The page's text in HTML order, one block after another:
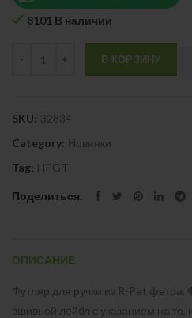
8101 В наличии
В КОРЗИНУ
SKU: 32834
Category: Новинки
Tag: HPGT
Поделиться
ОПИСАНИЕ
Футляр для ручки из R-Pet
вшивной лейбл с указанием на то,